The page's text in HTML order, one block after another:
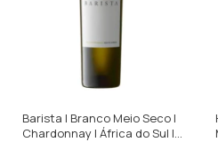
Barista | Branco Meio Seco |
Chardonnay | África do Sul |